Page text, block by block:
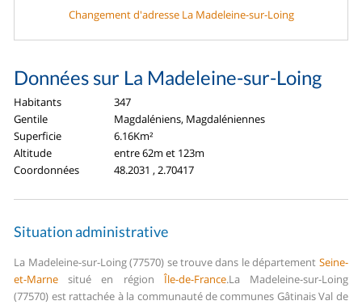
Changement d'adresse La Madeleine-sur-Loing
Données sur La Madeleine-sur-Loing
Habitants
347
Gentile
Magdaléniens, Magdaléniennes
Superficie
6.16Km²
Altitude
entre 62m et 123m
Coordonnées
48.2031 , 2.70417
Situation administrative
La Madeleine-sur-Loing (77570) se trouve dans le département Seine-
et-Marne situé en région Île-de-France.La Madeleine-sur-Loing
(77570) est rattachée à la communauté de communes Gâtinais Val de